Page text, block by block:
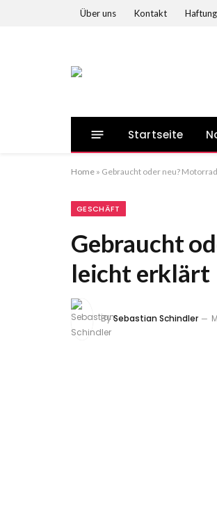
Über uns Kontakt
Startseite
Home » Gebraucht oder neu?
GESCHÄFT
Gebraucht
leicht erklärt
BySebastian Schindler